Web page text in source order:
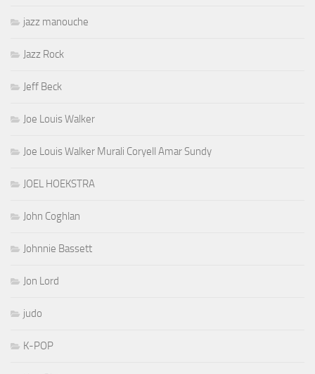
jazz manouche
Jazz Rock
Jeff Beck
Joe Louis Walker
Joe Louis Walker Murali Coryell Amar Sundy
JOEL HOEKSTRA
John Coghlan
Johnnie Bassett
Jon Lord
judo
K-POP